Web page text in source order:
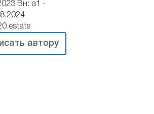
Вн: a1 -
автору